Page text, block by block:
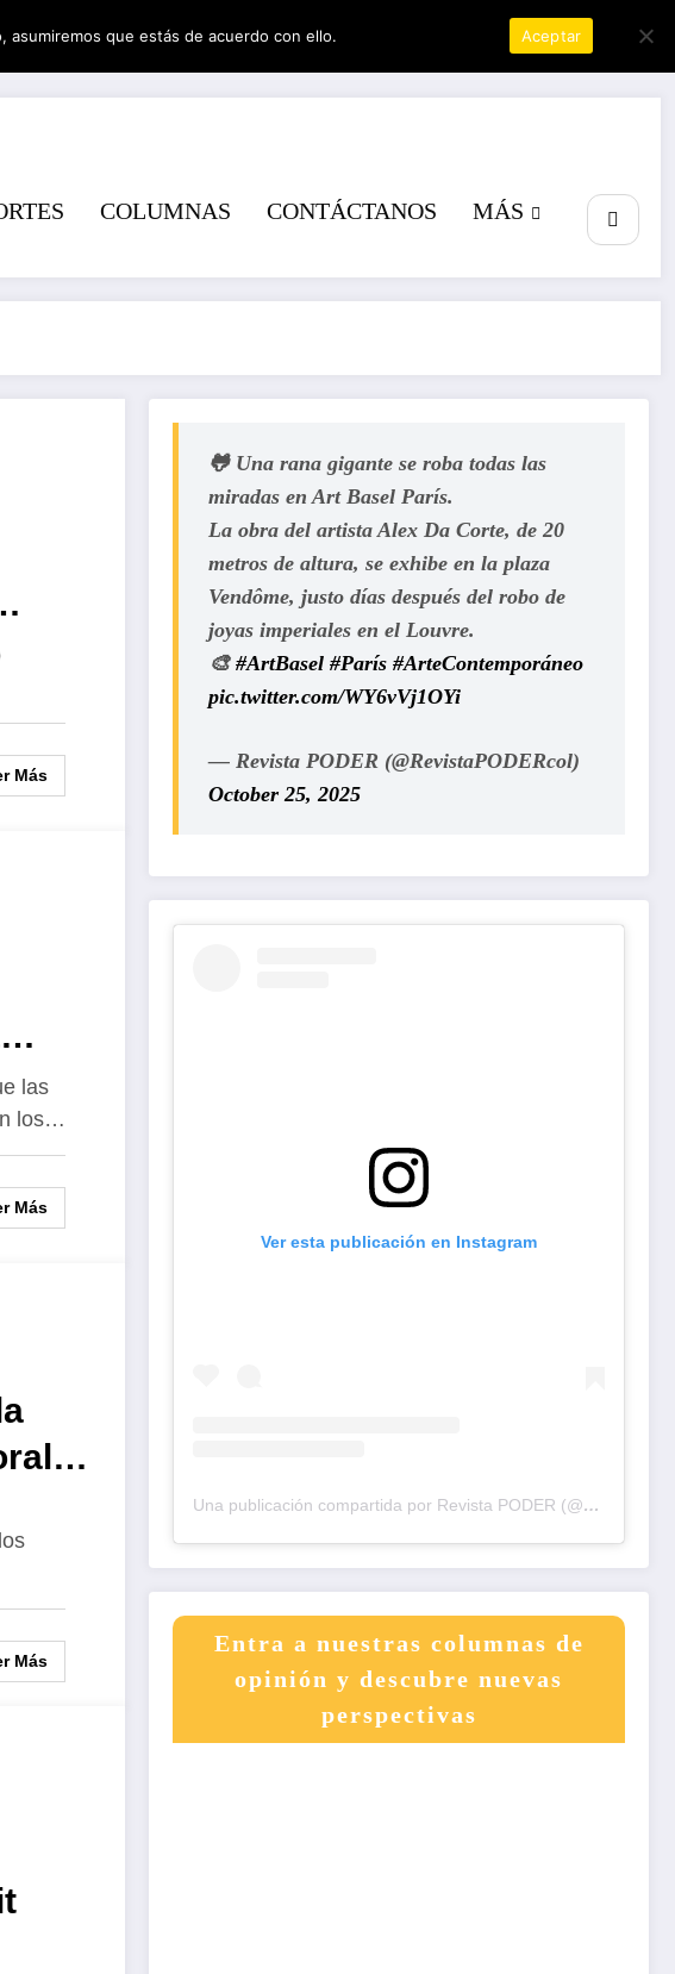
COLUMNAS CONTÁCTANOS MÁS
Más
las
los…
Más
Más
🐸 Una rana gigante se roba todas las
miradas en Art Basel París.
La obra del artista Alex Da Corte, de 20
metros de altura, se exhibe en la plaza
Vendôme, justo días después del robo de
joyas imperiales en el Louvre.
🎨#ArtBasel #París #ArteContemporáneo
pic.twitter.com/WY6vVj1OYi
— Revista PODER (@RevistaPODERcol)
October 25, 2025
Ver esta publicación en Instagram
Una publicación compartida por Revista PODER (@revistapodercol)
Entra a nuestras columnas de
opinión y descubre nuevas
perspectivas
asumiremos que estás de acuerdo con ello. Aceptar